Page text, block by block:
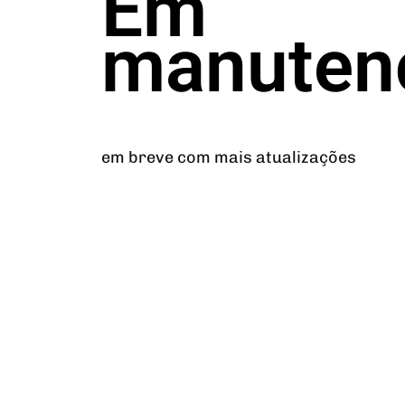
em breve com mais atualizações